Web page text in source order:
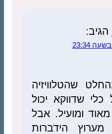
הגיב:
23:34
שהטלוויזיה
שדווקא יכול
ומועיל. אבל
מערוץ הידברות